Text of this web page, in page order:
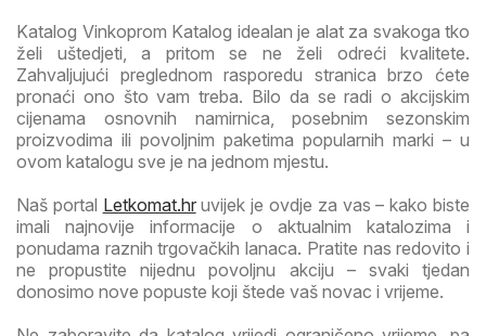
Katalog Vinkoprom Katalog idealan je alat za svakoga tko
želi uštedjeti, a pritom se ne želi odreći kvalitete.
Zahvaljujući preglednom rasporedu stranica brzo ćete
pronaći ono što vam treba. Bilo da se radi o akcijskim
cijenama osnovnih namirnica, posebnim sezonskim
proizvodima ili povoljnim paketima popularnih marki – u
ovom katalogu sve je na jednom mjestu.
Naš portal Letkomat.hruvijek je ovdje za vas – kako biste
imali najnovije informacije o aktualnim katalozima i
ponudama raznih trgovačkih lanaca. Pratite nas redovito i
ne propustite nijednu povoljnu akciju – svaki tjedan
donosimo nove popuste koji štede vaš novac i vrijeme.